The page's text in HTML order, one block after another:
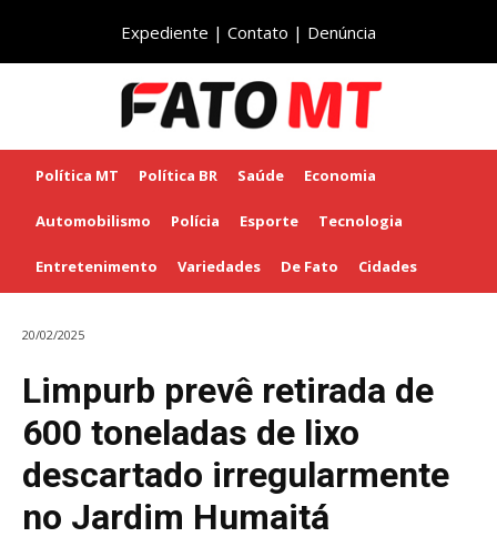
Expediente | Contato | Denúncia
Política MT Política BR Saúde Economia
Automobilismo Polícia Esporte Tecnologia
Entretenimento Variedades De Fato Cidades
20/02/2025
Limpurb prevê retirada de
600 toneladas de lixo
descartado irregularmente
no Jardim Humaitá